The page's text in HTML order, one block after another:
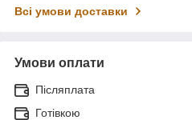
Всі умови доставки
Умови оплати
Післяплата
Готівкою